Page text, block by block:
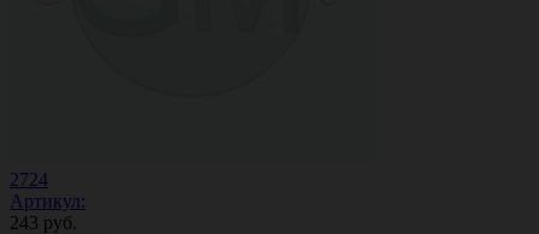
2724
Артикул:
243 руб.